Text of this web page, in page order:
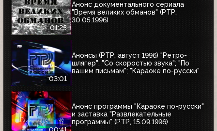
01:25
Анонс документального сериала
"Время великих обманов" (РТР,
30.05.1996)
03:01
Анонсы (РТР, август 1996) "Ретро-
шлягер"; "Со скоростью звука"; "По
вашим письмам"; "Караоке по-русски"
Анонс программы "Караоке по-русски"
и заставка "Развлекательные
программы" (РТР, 15.09.1996)